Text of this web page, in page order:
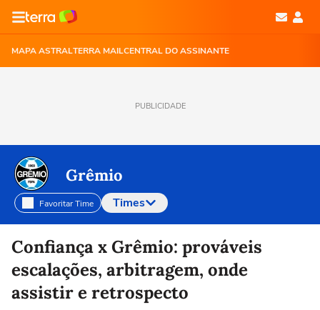
MAPA ASTRALTERRA MAILCENTRAL DO ASSINANTE
PUBLICIDADE
Grêmio
Favoritar Time Times
Selecione o time para ver as notícias
Confiança x Grêmio: prováveis
escalações, arbitragem, onde
assistir e retrospecto